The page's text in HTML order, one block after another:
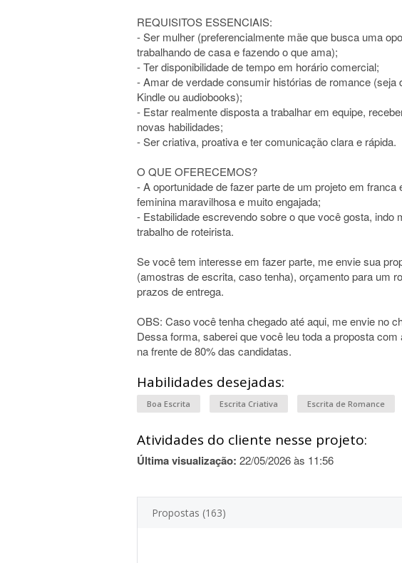
REQUISITOS ESSENCIAIS:
- Ser mulher (preferencialmente mãe que busca uma
trabalhando de casa e fazendo o que ama);
- Ter disponibilidade de tempo em horário comercial;
- Amar de verdade consumir histórias de romance (seja
Kindle ou audiobooks);
- Estar realmente disposta a trabalhar em equipe,
novas habilidades;
- Ser criativa, proativa e ter comunicação clara e rápida.
O QUE OFERECEMOS?
- A oportunidade de fazer parte de um projeto em
feminina maravilhosa e muito engajada;
- Estabilidade escrevendo sobre o que você gosta, indo
trabalho de roteirista.
Se você tem interesse em fazer parte, me envie sua
(amostras de escrita, caso tenha), orçamento para um
prazos de entrega.
OBS: Caso você tenha chegado até aqui, me envie no
Dessa forma, saberei que você leu toda a proposta
na frente de 80% das candidatas.
Habilidades desejadas:
Boa Escrita Escrita Criativa Escrita de Romance
Atividades do cliente nesse projeto:
Última visualização: 22/05/2026 às 11:56
Propostas (163)